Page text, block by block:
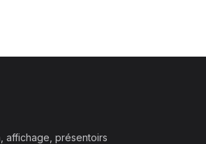
affichage, présentoirs